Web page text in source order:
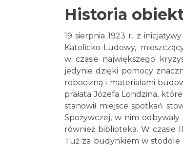
Historia
19 sierpnia 1923 r. z
Katolicko-Ludowy,
w czasie największego
jedynie dzięki pomocy
robocizną i materiałami
prałata Józefa Londzina,
stanowił miejsce spotkań
Spożywczej, w nim
również biblioteka. W czasie
Tuż za budynkiem w stodole